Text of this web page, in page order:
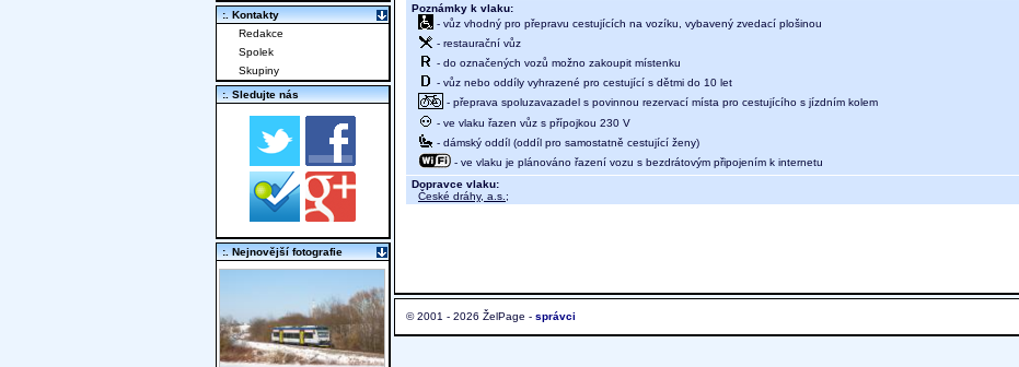
Poznámky k vlaku:
- vůz vhodný pro přepravu cestujících na vozíku, vybavený zvedací plošinou
- restaurační vůz
- do označených vozů možno zakoupit místenku
- vůz nebo oddíly vyhrazené pro cestující s dětmi do 10 let
- přeprava spoluzavazadel s povinnou rezervací místa pro cestujícího s jízdním kolem
- ve vlaku řazen vůz s přípojkou 230 V
- dámský oddíl (oddíl pro samostatně cestující ženy)
- ve vlaku je plánováno řazení vozu s bezdrátovým připojením k internetu
Dopravce vlaku:
České dráhy, a.s. ;
© 2001 - 2026 ŽelPage - správci
:. Kontakty
Redakce
Spolek
Skupiny
:. Sledujte nás
:. Nejnovější fotografie